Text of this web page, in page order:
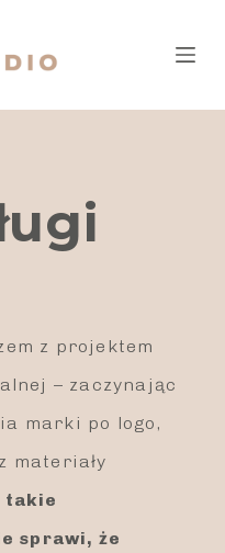
z projektem
– zaczynając
marki po logo,
materiały
takie
sprawi, że